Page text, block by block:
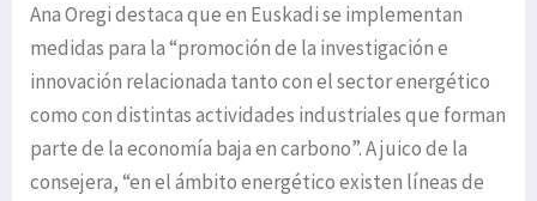
Ana Oregi destaca que en Euskadi se implementan
medidas para la “promoción de la investigación e
innovación relacionada tanto con el sector energético
como con distintas actividades industriales que forman
parte de la economía baja en carbono”. A juico de la
consejera, “en el ámbito energético existen líneas de